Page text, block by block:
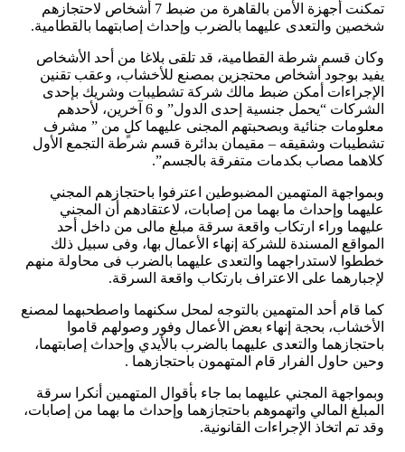
تمكنت أجهزة الأمن بالقاهرة من ضبط 7 أشخاص لاحتجازهم
شخصين والتعدى عليهما بالضرب وإحداث إصابتهما بالقطامية.
وكان قسم شرطة القطامية، قد تلقى بلاغا من أحد الأشخاص
يفيد بوجود أشخاص محتجزين بمصنع للأخشاب، وعقب تقنين
الإجراءات أمكن ضبط مالك شركة تشطيبات وشريك بإحدى
الشركات “يحمل جنسية إحدى الدول” و 6 آخرين، لأحدهم
معلومات جنائية وبصحبتهم المجنى عليهما كلٍ من ” مشرف
تشطيبات وشقيقه – مقيمان بدائرة قسم شرطة التجمع الأول
كلاهما مصاب بكدمات متفرقة بالجسم”.
وبمواجهة المتهمين المضبوطين اعترفوا باحتجازهم المجني
عليهما وإحداث ما بهما من إصابات، لاعتقادهم أن المجني
عليهما وراء ارتكاب واقعة سرقة مبلغ مالى من داخل أحد
المواقع المسندة للشركة إنهاء الأعمال بها، وفى سبيل ذلك
خططوا لاستدراجهما والتعدى عليهما بالضرب فى محاولة منهم
لإجبارهما على الاعتراف بارتكاب واقعة السرقة.
كما قام أحد المتهمين بالتوجه لمحل سكنهما واصطحبهما لمصنع
الأخشاب، بحجة إنهاء بعض الأعمال وفور وصولهم قاموا
باحتجازهما والتعدى عليهما بالضرب بالأيدي وإحداث إصابتهما،
وحين حاول الفرار قام المتهمون باحتجازهما .
وبمواجهة المجني عليهما بما جاء بأقوال المتهمين أنكرا سرقة
المبلغ المالي واتهموهم باحتجازهما وإحداث ما بهما من إصابات،
وقد تم اتخاذ الإجراءات القانونية.